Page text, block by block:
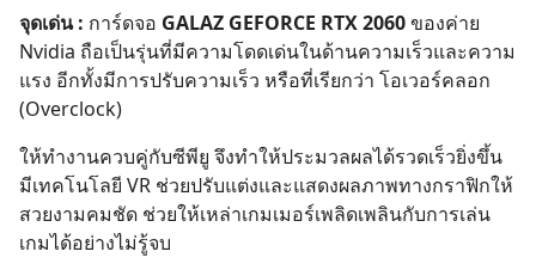
จุดเด่น : การ์ดจอ GALAZ GEFORCE RTX 2060ของค่าย
Nvidia ถือเป็นรุ่นที่มีความโดดเด่นในด้านความเร็วและความ
แรง อีกทั้งมีการปรับความเร็ว หรือที่เรียกว่า โอเวอร์คลอก
(Overclock)
ให้ทำงานควบคู่กับซีพียู จึงทำให้ประมวลผลได้รวดเร็วยิ่งขึ้น
มีเทคโนโลยี VR ช่วยปรับแต่งและแสดงผลภาพทางกราฟิกให้
สวยงามคมชัด ช่วยให้เหล่าเกมเมอร์เพลิดเพลินกับการเล่น
เกมได้อย่างไม่รู้จบ